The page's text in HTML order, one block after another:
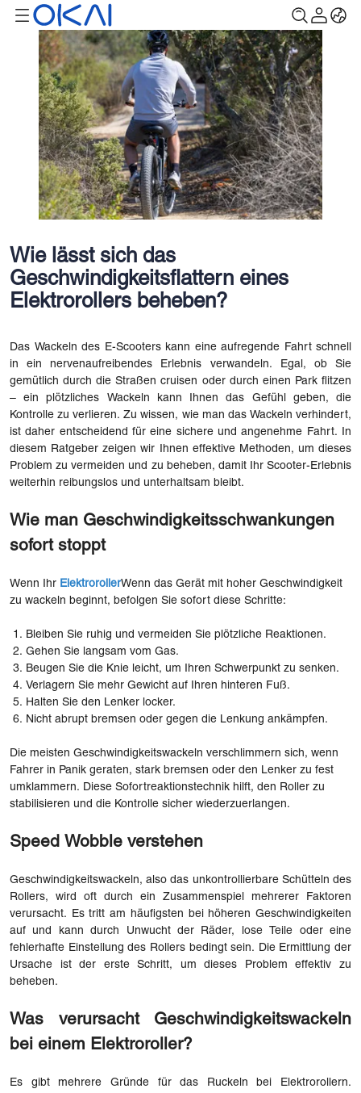
Wie lässt sich das
Geschwindigkeitsflattern eines
Elektrorollers beheben?
Das Wackeln des E-Scooters kann eine aufregende Fahrt schnell
in ein nervenaufreibendes Erlebnis verwandeln. Egal, ob Sie
gemütlich durch die Straßen cruisen oder durch einen Park flitzen
– ein plötzliches Wackeln kann Ihnen das Gefühl geben, die
Kontrolle zu verlieren. Zu wissen, wie man das Wackeln verhindert,
ist daher entscheidend für eine sichere und angenehme Fahrt. In
diesem Ratgeber zeigen wir Ihnen effektive Methoden, um dieses
Problem zu vermeiden und zu beheben, damit Ihr Scooter-Erlebnis
weiterhin reibungslos und unterhaltsam bleibt.
Wie man Geschwindigkeitsschwankungen
sofort stoppt
Wenn Ihr ElektrorollerWenn das Gerät mit hoher Geschwindigkeit
zu wackeln beginnt, befolgen Sie sofort diese Schritte:
Bleiben Sie ruhig und vermeiden Sie plötzliche Reaktionen.
Gehen Sie langsam vom Gas.
Beugen Sie die Knie leicht, um Ihren Schwerpunkt zu senken.
Verlagern Sie mehr Gewicht auf Ihren hinteren Fuß.
Halten Sie den Lenker locker.
Nicht abrupt bremsen oder gegen die Lenkung ankämpfen.
Die meisten Geschwindigkeitswackeln verschlimmern sich, wenn
Fahrer in Panik geraten, stark bremsen oder den Lenker zu fest
umklammern. Diese Sofortreaktionstechnik hilft, den Roller zu
stabilisieren und die Kontrolle sicher wiederzuerlangen.
Speed ​​Wobble verstehen
Geschwindigkeitswackeln, also das unkontrollierbare Schütteln des
Rollers, wird oft durch ein Zusammenspiel mehrerer Faktoren
verursacht. Es tritt am häufigsten bei höheren Geschwindigkeiten
auf und kann durch Unwucht der Räder, lose Teile oder eine
fehlerhafte Einstellung des Rollers bedingt sein. Die Ermittlung der
Ursache ist der erste Schritt, um dieses Problem effektiv zu
beheben.
Was verursacht Geschwindigkeitswackeln
bei einem Elektroroller?
Es gibt mehrere Gründe für das Ruckeln bei Elektrorollern.